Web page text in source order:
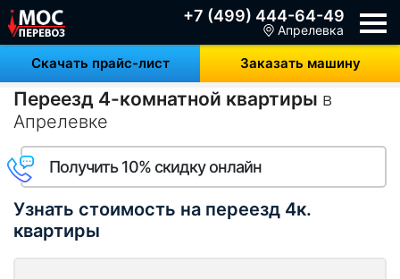
+7 (499) 444-64-49
Скачать прайс-лист Заказать машину
Апрелевка
Переезд 4-комнатной квартиры в
Апрелевке
Получить 10% скидку онлайн
Узнать стоимость на переезд 4к.
квартиры